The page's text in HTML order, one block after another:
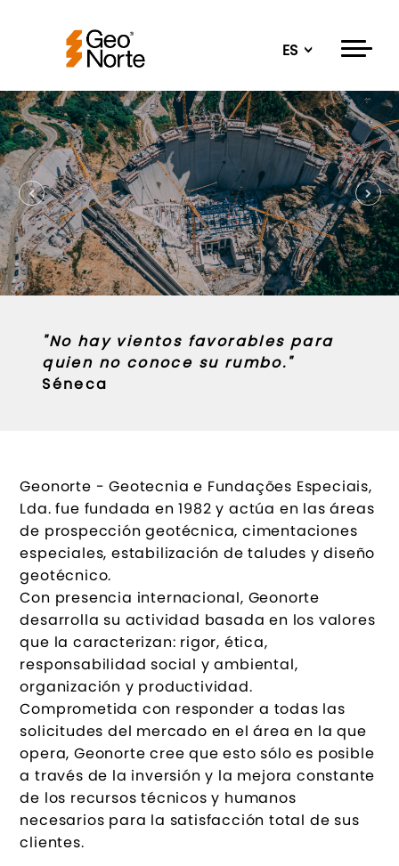
ES
"No hay vientos favorables para
quien no conoce su rumbo."
Séneca
Geonorte - Geotecnia e Fundações Especiais,
Lda. fue fundada en 1982 y actúa en las áreas
de prospección geotécnica, cimentaciones
especiales, estabilización de taludes y diseño
geotécnico.
Con presencia internacional, Geonorte
desarrolla su actividad basada en los valores
que la caracterizan: rigor, ética,
responsabilidad social y ambiental,
organización y productividad.
Comprometida con responder a todas las
solicitudes del mercado en el área en la que
opera, Geonorte cree que esto sólo es posible
a través de la inversión y la mejora constante
de los recursos técnicos y humanos
necesarios para la satisfacción total de sus
clientes.